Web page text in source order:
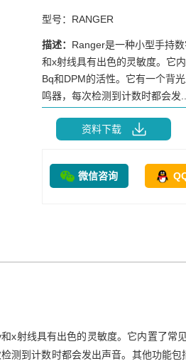
型号：RANGER
描述： Ranger是一种小型手持
和x射线具有出色的灵敏度。它
Bq和DPM的活性。它有一个背
鸣器，每次检测到计数时都会发...
资料下载
微信咨询
x射线具有出色的灵敏度。它内置了常
测到计数时都会发出声音。其他功能